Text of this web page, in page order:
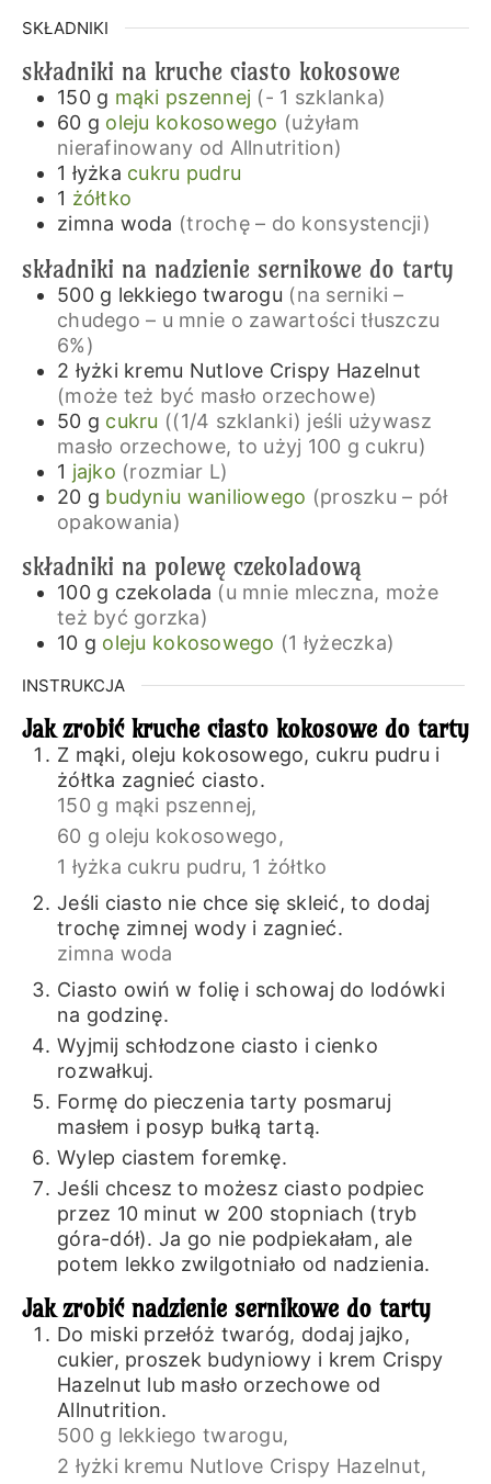
SKŁADNIKI
składniki na kruche ciasto kokosowe
150 g mąki pszennej (- 1 szklanka)
60 g oleju kokosowego (użyłam
nierafinowany od Allnutrition)
1 łyżka cukru pudru
1 żółtko
zimna woda (trochę – do konsystencji)
składniki na nadzienie sernikowe do tarty
500 g lekkiego twarogu (na serniki –
chudego – u mnie o zawartości tłuszczu
6%)
2 łyżki kremu Nutlove Crispy Hazelnut
(może też być masło orzechowe)
50 g cukru ((1/4 szklanki) jeśli używasz
masło orzechowe, to użyj 100 g cukru)
1 jajko (rozmiar L)
20 g budyniu waniliowego (proszku – pół
opakowania)
składniki na polewę czekoladową
100 g czekolada (u mnie mleczna, może
też być gorzka)
10 g oleju kokosowego (1 łyżeczka)
INSTRUKCJA
Jak zrobić kruche ciasto kokosowe do tarty
Z mąki, oleju kokosowego, cukru pudru i
żółtka zagnieć ciasto.
150 g mąki pszennej,
60 g oleju kokosowego,
1 łyżka cukru pudru, 1 żółtko
Jeśli ciasto nie chce się skleić, to dodaj
trochę zimnej wody i zagnieć.
zimna woda
Ciasto owiń w folię i schowaj do lodówki
na godzinę.
Wyjmij schłodzone ciasto i cienko
rozwałkuj.
Formę do pieczenia tarty posmaruj
masłem i posyp bułką tartą.
Wylep ciastem foremkę.
Jeśli chcesz to możesz ciasto podpiec
przez 10 minut w 200 stopniach (tryb
góra-dół). Ja go nie podpiekałam, ale
potem lekko zwilgotniało od nadzienia.
Jak zrobić nadzienie sernikowe do tarty
Do miski przełóż twaróg, dodaj jajko,
cukier, proszek budyniowy i krem Crispy
Hazelnut lub masło orzechowe od
Allnutrition.
500 g lekkiego twarogu,
2 łyżki kremu Nutlove Crispy Hazelnut,